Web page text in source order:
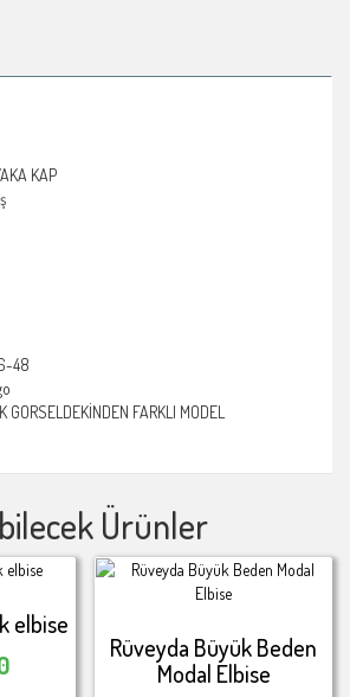
KAP
48
GORSELDEKİNDEN FARKLI MODEL
Ürünler
elbise
Rüveyda Büyük Beden
Modal Elbise